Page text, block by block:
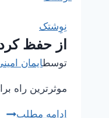
نِوِشتک
از حفظ
توسطایمان
موثرترین راه
ادامه مطلباز